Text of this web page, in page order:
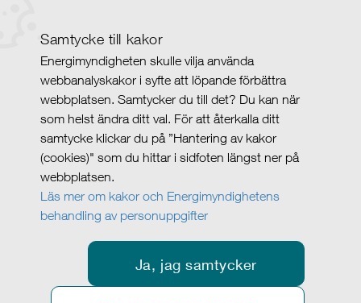
Samtycke till kakor
Energimyndigheten skulle vilja använda
webbanalyskakor i syfte att löpande förbättra
webbplatsen. Samtycker du till det? Du kan när
som helst ändra ditt val. För att återkalla ditt
samtycke klickar du på ”Hantering av kakor
(cookies)" som du hittar i sidfoten längst ner på
webbplatsen.
Läs mer om kakor och Energimyndighetens
behandling av personuppgifter
Ja, jag samtycker